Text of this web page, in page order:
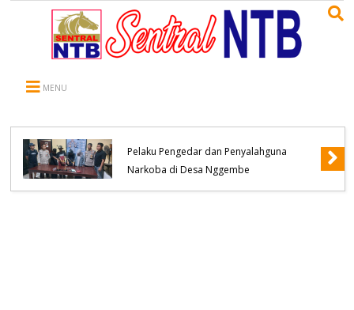
MENU
Pelaku Pengedar dan Penyalahguna
Narkoba di Desa Nggembe